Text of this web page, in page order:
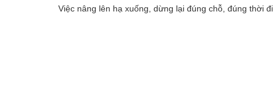
Việc nâng lên hạ xuống, dừng lại đúng chỗ, đúng thời